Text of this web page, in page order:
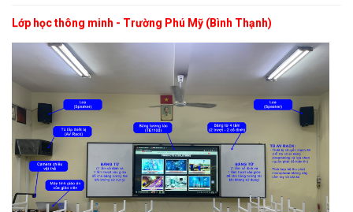
Lớp học thông minh - Trường Phú Mỹ (Bình Thạnh)